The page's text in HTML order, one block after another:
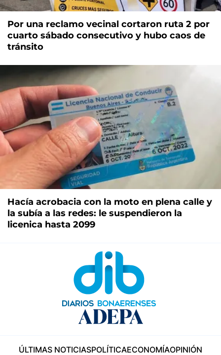
Por una reclamo vecinal cortaron ruta 2 por
cuarto sábado consecutivo y hubo caos de
tránsito
Hacía acrobacia con la moto en plena calle y
la subía a las redes: le suspendieron la
licenica hasta 2099
ÚLTIMAS NOTICIASPOLÍTICAECONOMÍAOPINIÓN